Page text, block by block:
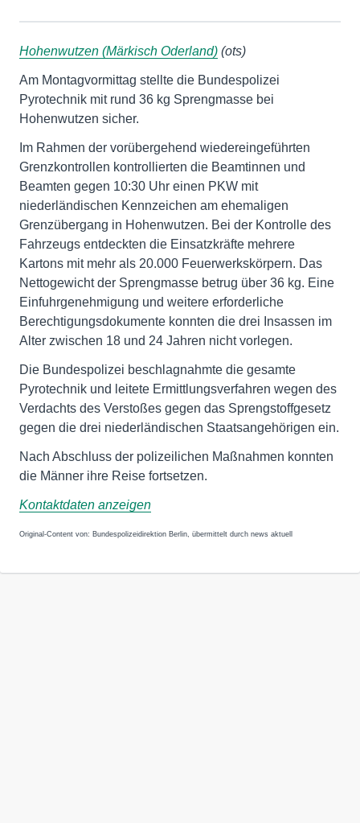
Hohenwutzen (Märkisch Oderland) (ots)
Am Montagvormittag stellte die Bundespolizei
Pyrotechnik mit rund 36 kg Sprengmasse bei
Hohenwutzen sicher.
Im Rahmen der vorübergehend wiedereingeführten
Grenzkontrollen kontrollierten die Beamtinnen und
Beamten gegen 10:30 Uhr einen PKW mit
niederländischen Kennzeichen am ehemaligen
Grenzübergang in Hohenwutzen. Bei der Kontrolle des
Fahrzeugs entdeckten die Einsatzkräfte mehrere
Kartons mit mehr als 20.000 Feuerwerkskörpern. Das
Nettogewicht der Sprengmasse betrug über 36 kg. Eine
Einfuhrgenehmigung und weitere erforderliche
Berechtigungsdokumente konnten die drei Insassen im
Alter zwischen 18 und 24 Jahren nicht vorlegen.
Die Bundespolizei beschlagnahmte die gesamte
Pyrotechnik und leitete Ermittlungsverfahren wegen des
Verdachts des Verstoßes gegen das Sprengstoffgesetz
gegen die drei niederländischen Staatsangehörigen ein.
Nach Abschluss der polizeilichen Maßnahmen konnten
die Männer ihre Reise fortsetzen.
Kontaktdaten anzeigen
Original-Content von: Bundespolizeidirektion Berlin, übermittelt durch news aktuell